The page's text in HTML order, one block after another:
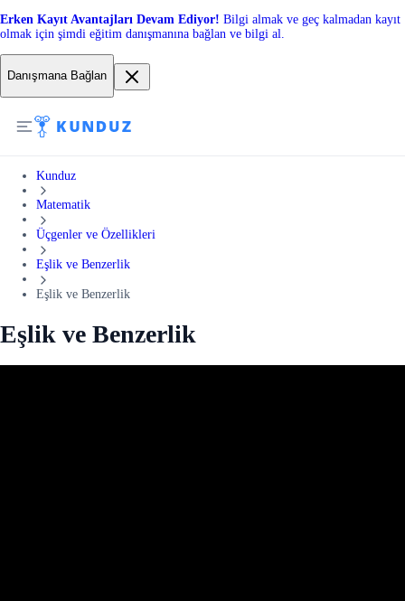
Erken Kayıt Avantajları Devam Ediyor! Bilgi almak ve geç kalmadan kayıt
olmak için şimdi eğitim danışmanına bağlan ve bilgi al.
Danışmana Bağlan
Kunduz
Matematik
Üçgenler ve Özellikleri
Eşlik ve Benzerlik
Eşlik ve Benzerlik
Eşlik ve Benzerlik